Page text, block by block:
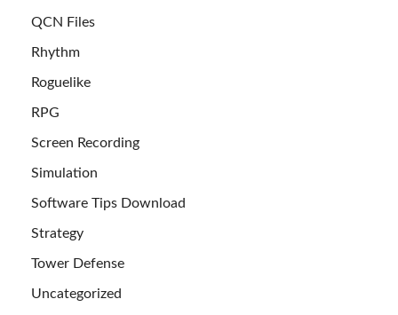
QCN Files
Rhythm
Roguelike
RPG
Screen Recording
Simulation
Software Tips Download
Strategy
Tower Defense
Uncategorized